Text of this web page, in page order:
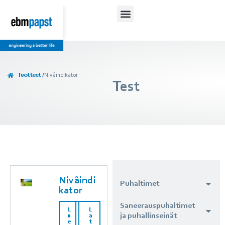
Tuotteet /Nivåindikator
Test
Nivåindi
kator
L
u
e
L
a
t
Puhaltimet
Saneerauspuhaltimet
ja puhallinseinät